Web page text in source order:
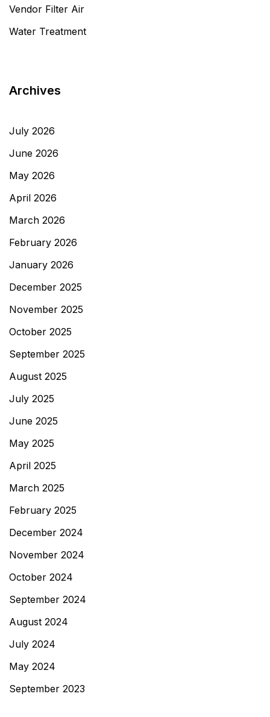
Vendor Filter Air
Water Treatment
Archives
July 2026
June 2026
May 2026
April 2026
March 2026
February 2026
January 2026
December 2025
November 2025
October 2025
September 2025
August 2025
July 2025
June 2025
May 2025
April 2025
March 2025
February 2025
December 2024
November 2024
October 2024
September 2024
August 2024
July 2024
May 2024
September 2023